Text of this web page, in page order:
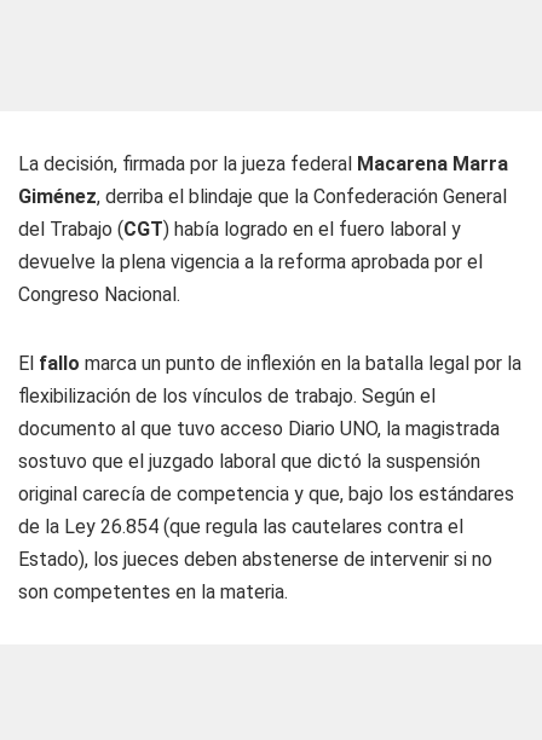
La decisión, firmada por la jueza federal Macarena Marra
Giménez, derriba el blindaje que la Confederación General
del Trabajo (CGT) había logrado en el fuero laboral y
devuelve la plena vigencia a la reforma aprobada por el
Congreso Nacional.
El fallo marca un punto de inflexión en la batalla legal por la
flexibilización de los vínculos de trabajo. Según el
documento al que tuvo acceso Diario UNO, la magistrada
sostuvo que el juzgado laboral que dictó la suspensión
original carecía de competencia y que, bajo los estándares
de la Ley 26.854 (que regula las cautelares contra el
Estado), los jueces deben abstenerse de intervenir si no
son competentes en la materia.